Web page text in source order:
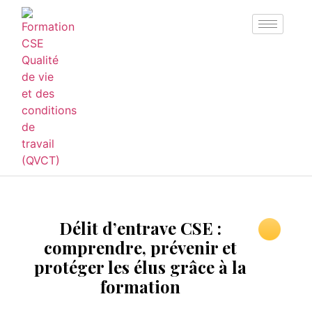
Délit d’entrave CSE :
comprendre, prévenir et
protéger les élus grâce à la
formation